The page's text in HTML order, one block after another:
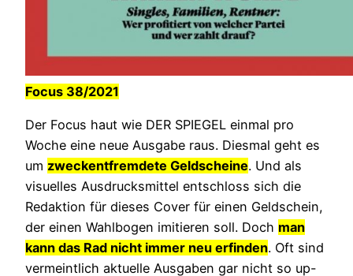
Focus 38/2021
Der Focus haut wie DER SPIEGEL einmal pro
Woche eine neue Ausgabe raus. Diesmal geht es
um zweckentfremdete Geldscheine. Und als
visuelles Ausdrucksmittel entschloss sich die
Redaktion für dieses Cover für einen Geldschein,
der einen Wahlbogen imitieren soll. Doch man
kann das Rad nicht immer neu erfinden. Oft sind
vermeintlich aktuelle Ausgaben gar nicht so up-